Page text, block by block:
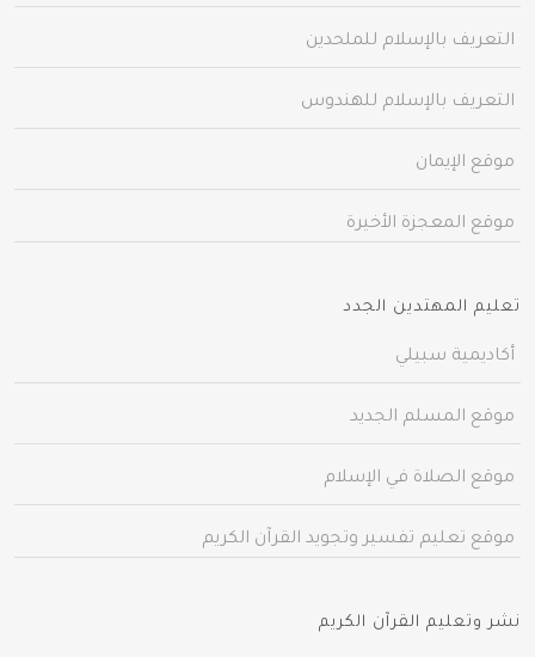
التعريف بالإسلام للملحدين
التعريف بالإسلام للهندوس
موقع الإيمان
موقع المعجزة الأخيرة
تعليم المهتدين الجدد
أكاديمية سبيلي
موقع المسلم الجديد
موقع الصلاة في الإسلام
موقع تعليم تفسير وتجويد القرآن الكريم
نشر وتعليم القرآن الكريم